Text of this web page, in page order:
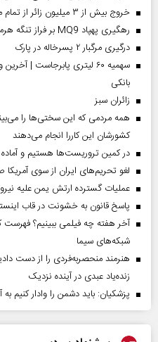
خروج بیش از ۳ میلیون زائر از تمام مرز‌های کشور
رهگیری پهپاد MQ9 بر فراز تنگه هرمز
درگیری مرگبار ۲ پسرخاله در پارک
سهمیه ۶۰ لیتری پابرجاست
بانکی
‌زائران سبز
همه مردمی که این سختی‌ها را
کشورشان این کاررا انجام می‌دهند
در کمین تروریست‌ها هستیم و
لغو تحریم‌های ایران از سوی
عملیات گسترده ارتش یمن علیه
پاسخ قانون به خشونت در قاب
آخر هفته چه فیلمی ببینیم؟
شبکه‌های سیما
زنده‌یاد عبدی در آینده نزدیک
پزشکیان: باید دشمن را وادار کنیم به